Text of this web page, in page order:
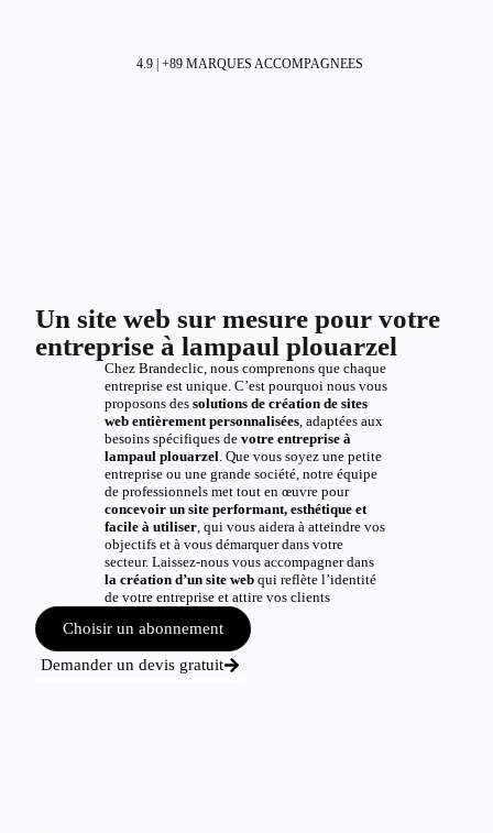
4.9 | +89 MARQUES ACCOMPAGNEES
Un site web sur mesure pour votre
entreprise à lampaul plouarzel
Chez Brandeclic, nous comprenons que chaque
entreprise est unique. C’est pourquoi nous vous
proposons des solutions de création de sites
web entièrement personnalisées, adaptées aux
besoins spécifiques de votre entreprise à
lampaul plouarzel. Que vous soyez une petite
entreprise ou une grande société, notre équipe
de professionnels met tout en œuvre pour
concevoir un site performant, esthétique et
facile à utiliser, qui vous aidera à atteindre vos
objectifs et à vous démarquer dans votre
secteur. Laissez-nous vous accompagner dans
la création d’un site webqui reflète l’identité
de votre entreprise et attire vos clients
Choisir un abonnement
Demander un devis gratuit